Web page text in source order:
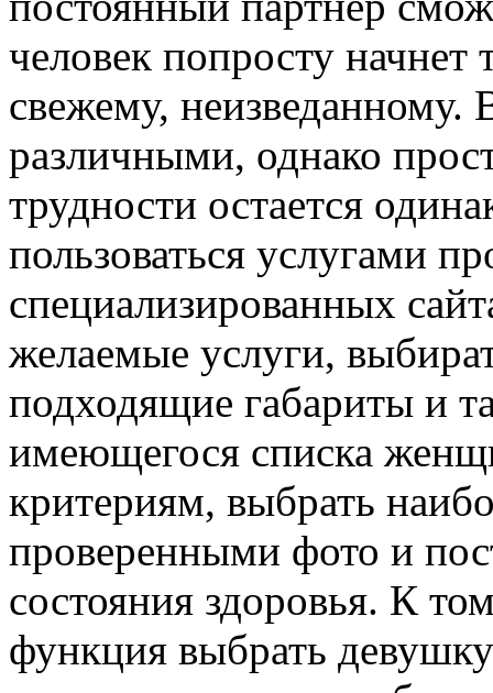
человек попросту начнет
свежему,
различными, однако
трудности остается
пользоваться услугами
специализированных
желаемые услуги,
подходящие габариты и
имеющегося списка
критериям, выбрать
проверенными фото и
состояния здоровья. К
функция выбрать